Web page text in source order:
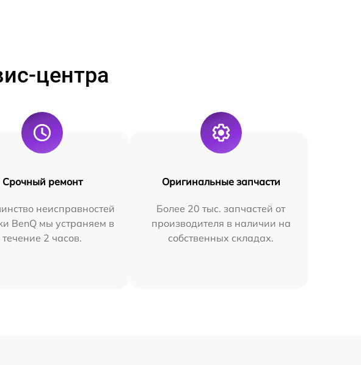
центра
Срочный ремонт
неисправностей
BenQ мы устраняем в
течение 2 часов.
Оригинальные запчасти
Более 20 тыс. запчастей от
производителя в наличии на
собственных складах.